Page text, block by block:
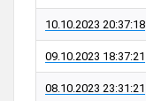
10.10.2023 20:37:18
09.10.2023 18:37:21
08.10.2023 23:31:21